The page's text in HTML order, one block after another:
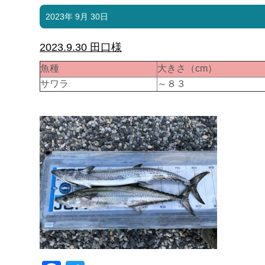
2023年 9月 30日
2023.9.30 田口様
魚種 大きさ（cm）
サワラ
～８３